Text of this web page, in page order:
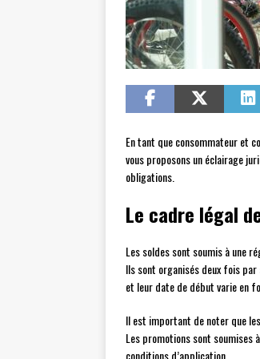
En tant que consommateur et
vous proposons un éclairage
obligations.
Le cadre légal
Les soldes sont soumis à une
Ils sont organisés deux fois par
et leur date de début varie en
Il est important de noter que les
Les promotions sont soumises
conditions d’application.